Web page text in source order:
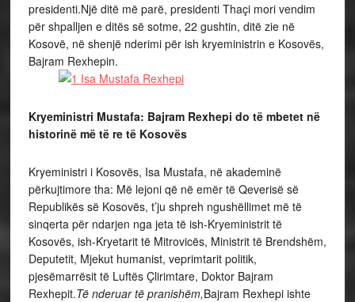
presidenti.Një ditë më parë, presidenti Thaçi mori vendim
për shpalljen e ditës së sotme, 22 gushtin, ditë zie në
Kosovë, në shenjë nderimi për ish kryeministrin e Kosovës,
Bajram Rexhepin.
Kryeministri Mustafa: Bajram Rexhepi do të mbetet në
historinë më të re të Kosovës
Kryeministri i Kosovës, Isa Mustafa, në akademinë
përkujtimore tha: Më lejoni që në emër të Qeverisë së
Republikës së Kosovës, t’ju shpreh ngushëllimet më të
sinqerta për ndarjen nga jeta të ish-Kryeministrit të
Kosovës, ish-Kryetarit të Mitrovicës, Ministrit të Brendshëm,
Deputetit, Mjekut humanist, veprimtarit politik,
pjesëmarrësit të Luftës Çlirimtare, Doktor Bajram
Rexhepit.Të nderuar të pranishëm,Bajram Rexhepi ishte